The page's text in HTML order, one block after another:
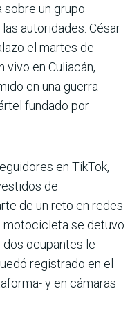
un grupo
autoridades. César
el martes de
vivo en Culiacán,
en una guerra
fundado por
en TikTok,
de
de un reto en redes
motocicleta se detuvo
dos ocupantes le
registrado en el
y en cámaras